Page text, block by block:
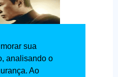
sua
analisando o
Ao